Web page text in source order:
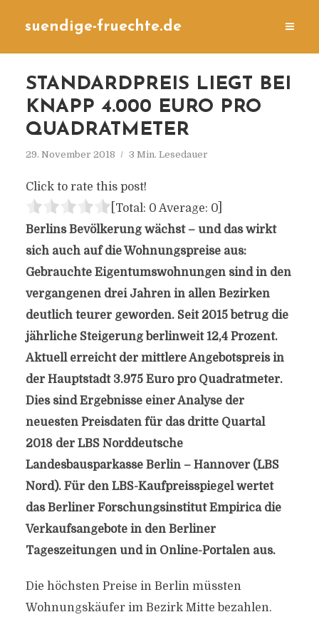
suendige-fruechte.de
STANDARDPREIS LIEGT BEI
KNAPP 4.000 EURO PRO
QUADRATMETER
29. November 2018 3 Min. Lesedauer
Click to rate this post!
[Total: 0 Average: 0]
Berlins Bevölkerung wächst – und das wirkt
sich auch auf die Wohnungspreise aus:
Gebrauchte Eigentumswohnungen sind in den
vergangenen drei Jahren in allen Bezirken
deutlich teurer geworden. Seit 2015 betrug die
jährliche Steigerung berlinweit 12,4 Prozent.
Aktuell erreicht der mittlere Angebotspreis in
der Hauptstadt 3.975 Euro pro Quadratmeter.
Dies sind Ergebnisse einer Analyse der
neuesten Preisdaten für das dritte Quartal
2018 der LBS Norddeutsche
Landesbausparkasse Berlin – Hannover (LBS
Nord). Für den LBS-Kaufpreisspiegel wertet
das Berliner Forschungsinstitut Empirica die
Verkaufsangebote in den Berliner
Tageszeitungen und in Online-Portalen aus.
Die höchsten Preise in Berlin müssten
Wohnungskäufer im Bezirk Mitte bezahlen.